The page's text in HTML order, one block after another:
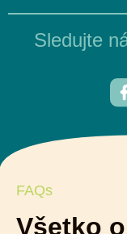
Sledujte
FAQs
Všetko